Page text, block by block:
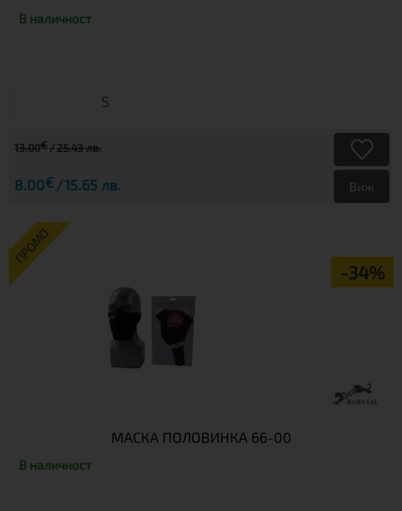
В наличност
S
13.00€ 25.43 лв.
8.00€ 15.65 лв. Виж
ПРОМО
-34%
МАСКА ПОЛОВИНКА 66-00
В наличност